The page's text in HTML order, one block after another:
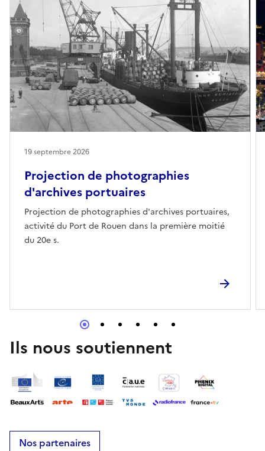
Projection de photographies
d'archives portuaires
Projection de photographies d'archives portuaires,
activité du Port de Rouen dans la première moitié
du 20e s.
19 septembre 2026
Ils nous soutiennent
Nos partenaires